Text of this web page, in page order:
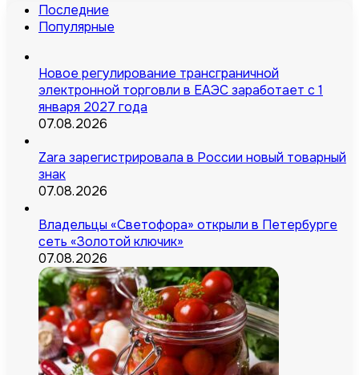
Последние
Популярные
Новое регулирование трансграничной
электронной торговли в ЕАЭС заработает с 1
января 2027 года
07.08.2026
Zara зарегистрировала в России новый товарный
знак
07.08.2026
Владельцы «Светофора» открыли в Петербурге
сеть «Золотой ключик»
07.08.2026